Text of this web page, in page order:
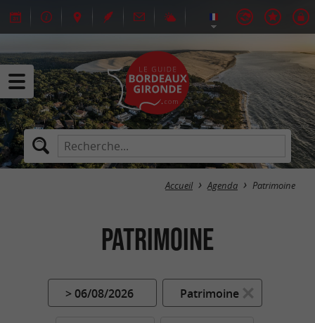
Accueil Agenda Patrimoine
Patrimoine
> 06/08/2026 Patrimoine